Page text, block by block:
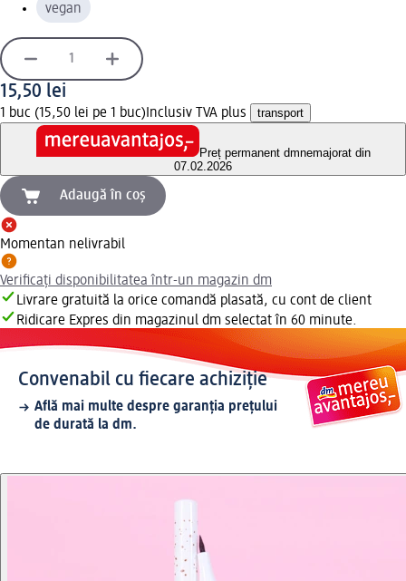
vegan
15,50 lei
1 buc (15,50 lei pe 1 buc) Inclusiv TVA plus transport
Preț permanent dmnemajorat din
07.02.2026
Adaugă în coș
Momentan nelivrabil
Verificați disponibilitatea într-un magazin dm
Livrare gratuită la orice comandă plasată, cu cont de client
Ridicare Expres din magazinul dm selectat în 60 minute.
Convenabil cu fiecare achiziție
Află mai multe despre garanția prețului
de durată la dm.